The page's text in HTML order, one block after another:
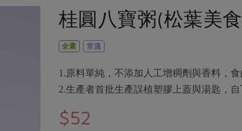
桂圓八寶粥(松葉美
全素 常溫
1.原料單純，不添加人工增稠劑與香料，
2.生產者首批生產誤植塑膠上蓋與湯匙，
$52